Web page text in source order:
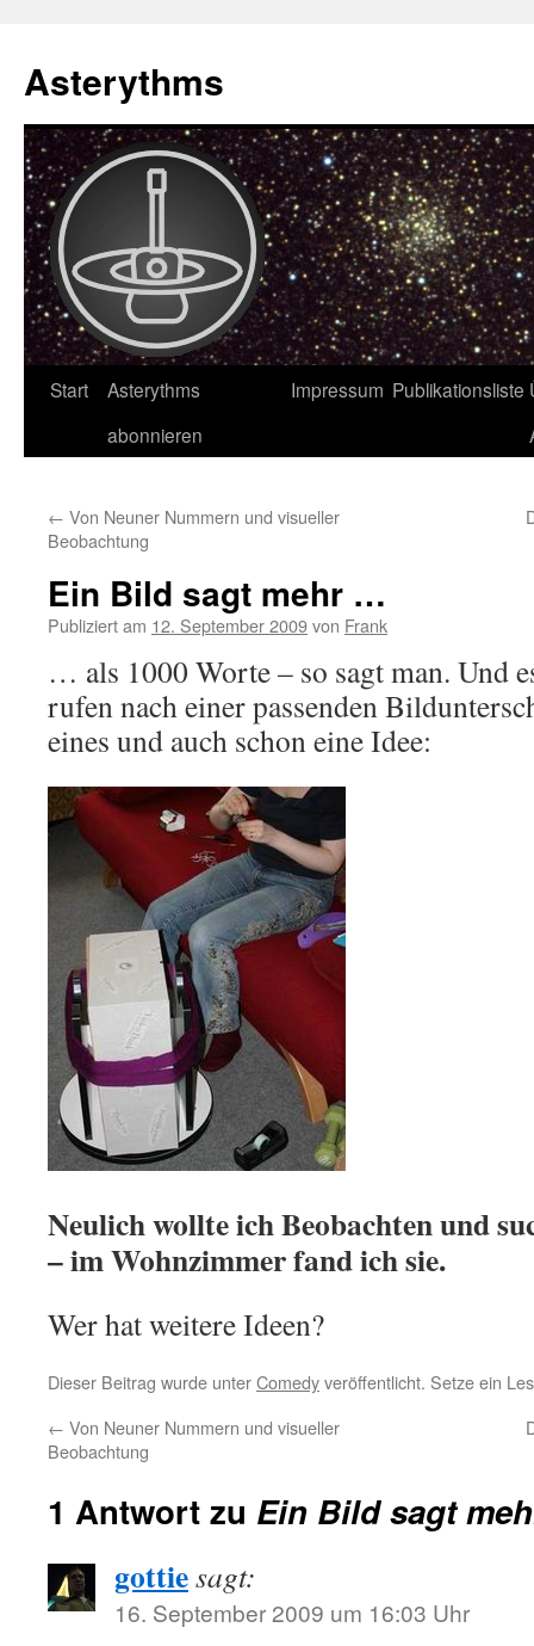
Asterythms
Zum
Start
Asterythms
abonnieren
Impressum Publikationsliste
← Von Neuner Nummern und visueller
Beobachtung
Ein Bild sagt mehr …
Publiziert am 12. September 2009von Frank
… als 1000 Worte – so sagt man. Und
rufen nach einer passenden
eines und auch schon eine Idee:
Neulich wollte ich Beobachten und
– im Wohnzimmer fand ich sie.
Wer hat weitere Ideen?
Dieser Beitrag wurde unterComedyveröffentlicht. Setze ein
← Von Neuner Nummern und visueller
Beobachtung
1 Antwort zu Ein Bild sagt
gottiesagt:
16. September 2009 um 16:03 Uhr